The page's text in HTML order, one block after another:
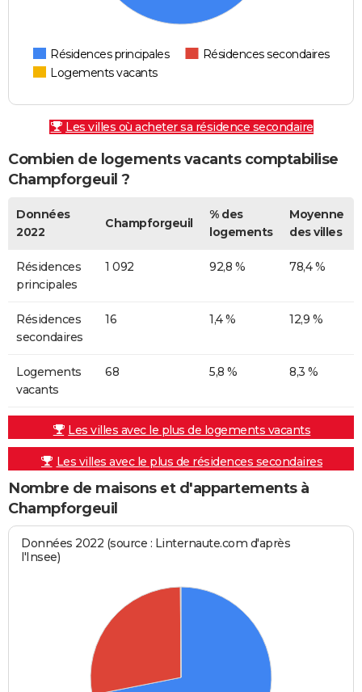
Résidences principales
Résidences secondaires
Logements vacants
Les villes où acheter sa résidence secondaire
Combien de logements vacants comptabilise
Champforgeuil ?
Données
2022
Champforgeuil
% des
logements
Moyenne
des villes
Résidences
principales
1 092 92,8 % 78,4 %
Résidences
secondaires
16 1,4 % 12,9 %
Logements
vacants
68 5,8 % 8,3 %
Les villes avec le plus de logements vacants
Les villes avec le plus de résidences secondaires
Nombre de maisons et d'appartements à
Champforgeuil
Données 2022 (source : Linternaute.com d'après
l'Insee)